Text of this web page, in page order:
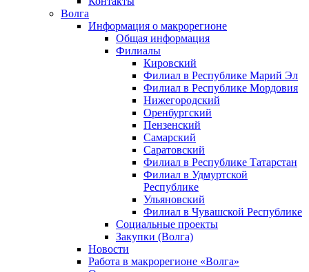
Волга
Информация о макрорегионе
Общая информация
Филиалы
Кировский
Филиал в Республике Марий Эл
Филиал в Республике Мордовия
Нижегородский
Оренбургский
Пензенский
Самарский
Саратовский
Филиал в Республике Татарстан
Филиал в Удмуртской
Республике
Ульяновский
Филиал в Чувашской Республике
Социальные проекты
Закупки (Волга)
Новости
Работа в макрорегионе «Волга»